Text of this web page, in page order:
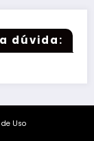
dúvida:
Uso